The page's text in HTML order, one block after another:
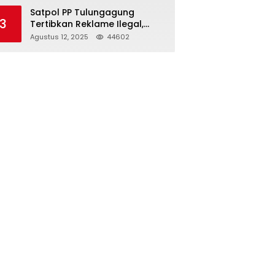
3
Satpol PP Tulungagung
Tertibkan Reklame Ilegal,
Wujudkan Kota yang Rapi
Agustus 12, 2025 44602